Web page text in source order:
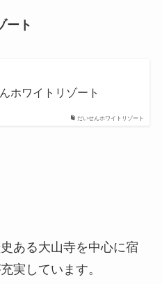
ート
だいせんホワイトリゾート
ホワイトリゾート
ある大山寺を中心に宿
実しています。